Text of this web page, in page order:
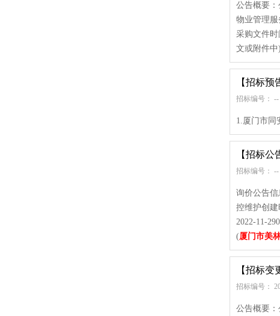
公告概要
物业管理服
采购文件时
文或附件中)
【招标预
招标编号： --
1.厦门市同
【招标公
招标编号： --
询价公告信
控维护创建
2022-11-
(厦门市美
【招标变
招标编号：
公告概要